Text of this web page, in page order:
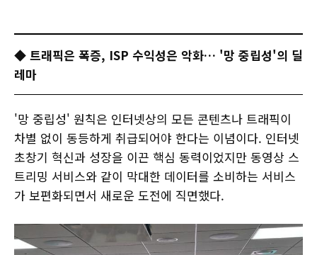
◆ 트래픽은 폭증, ISP 수익성은 악화… '망 중립성'의 딜
레마
'망 중립성' 원칙은 인터넷상의 모든 콘텐츠나 트래픽이
차별 없이 동등하게 취급되어야 한다는 이념이다. 인터넷
초창기 혁신과 성장을 이끈 핵심 동력이었지만 동영상 스
트리밍 서비스와 같이 막대한 데이터를 소비하는 서비스
가 보편화되면서 새로운 도전에 직면했다.